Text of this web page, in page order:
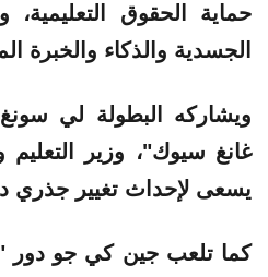
حماية الحقوق
الجسدية والذكاء والخبرة
ويشاركه البطولة لي
غانغ سيوك"، وزير
يسعى لإحداث تغيير جذري
كما تلعبجين كي جو دور